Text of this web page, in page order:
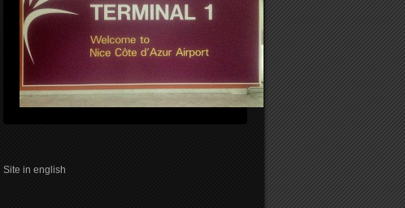
Site in english